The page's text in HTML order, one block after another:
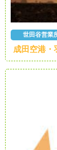
世田谷営業
成田空港・